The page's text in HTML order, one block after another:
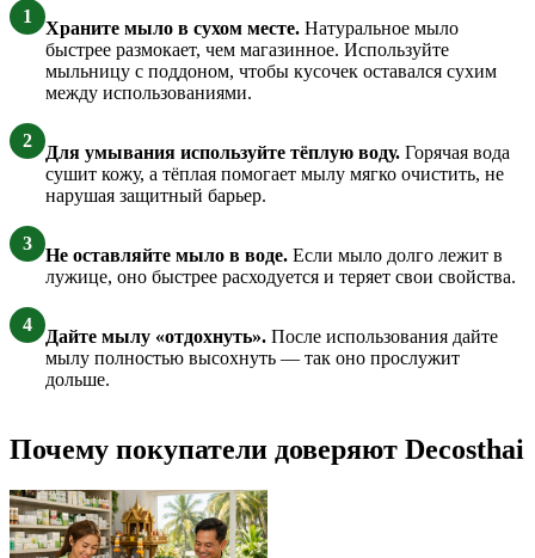
1
Храните мыло в сухом месте. Натуральное мыло
быстрее размокает, чем магазинное. Используйте
мыльницу с поддоном, чтобы кусочек оставался сухим
между использованиями.
2
Для умывания используйте тёплую воду. Горячая вода
сушит кожу, а тёплая помогает мылу мягко очистить, не
нарушая защитный барьер.
3
Не оставляйте мыло в воде. Если мыло долго лежит в
лужице, оно быстрее расходуется и теряет свои свойства.
4
Дайте мылу «отдохнуть». После использования дайте
мылу полностью высохнуть — так оно прослужит
дольше.
Почему покупатели доверяют Decosthai